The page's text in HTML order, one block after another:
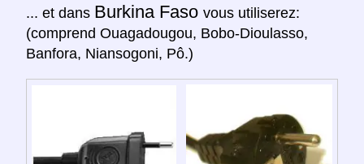
... et dans Burkina Faso vous utiliserez:
(comprend Ouagadougou, Bobo-Dioulasso,
Banfora, Niansogoni, Pô.)